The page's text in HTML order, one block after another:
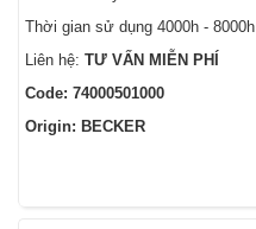
Thời gian sử dụng 4000h - 8000h
Liên hệ: TƯ VẤN MIỄN PHÍ
Code: 74000501000
Origin: BECKER